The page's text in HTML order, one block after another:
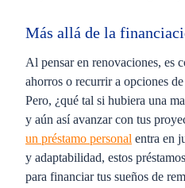
Más allá de la
Al pensar en renovaciones, es
ahorros o recurrir a opciones
Pero, ¿qué tal si hubiera una
y aún así avanzar con tus
un préstamo personal entra en
y adaptabilidad, estos
para financiar tus sueños de